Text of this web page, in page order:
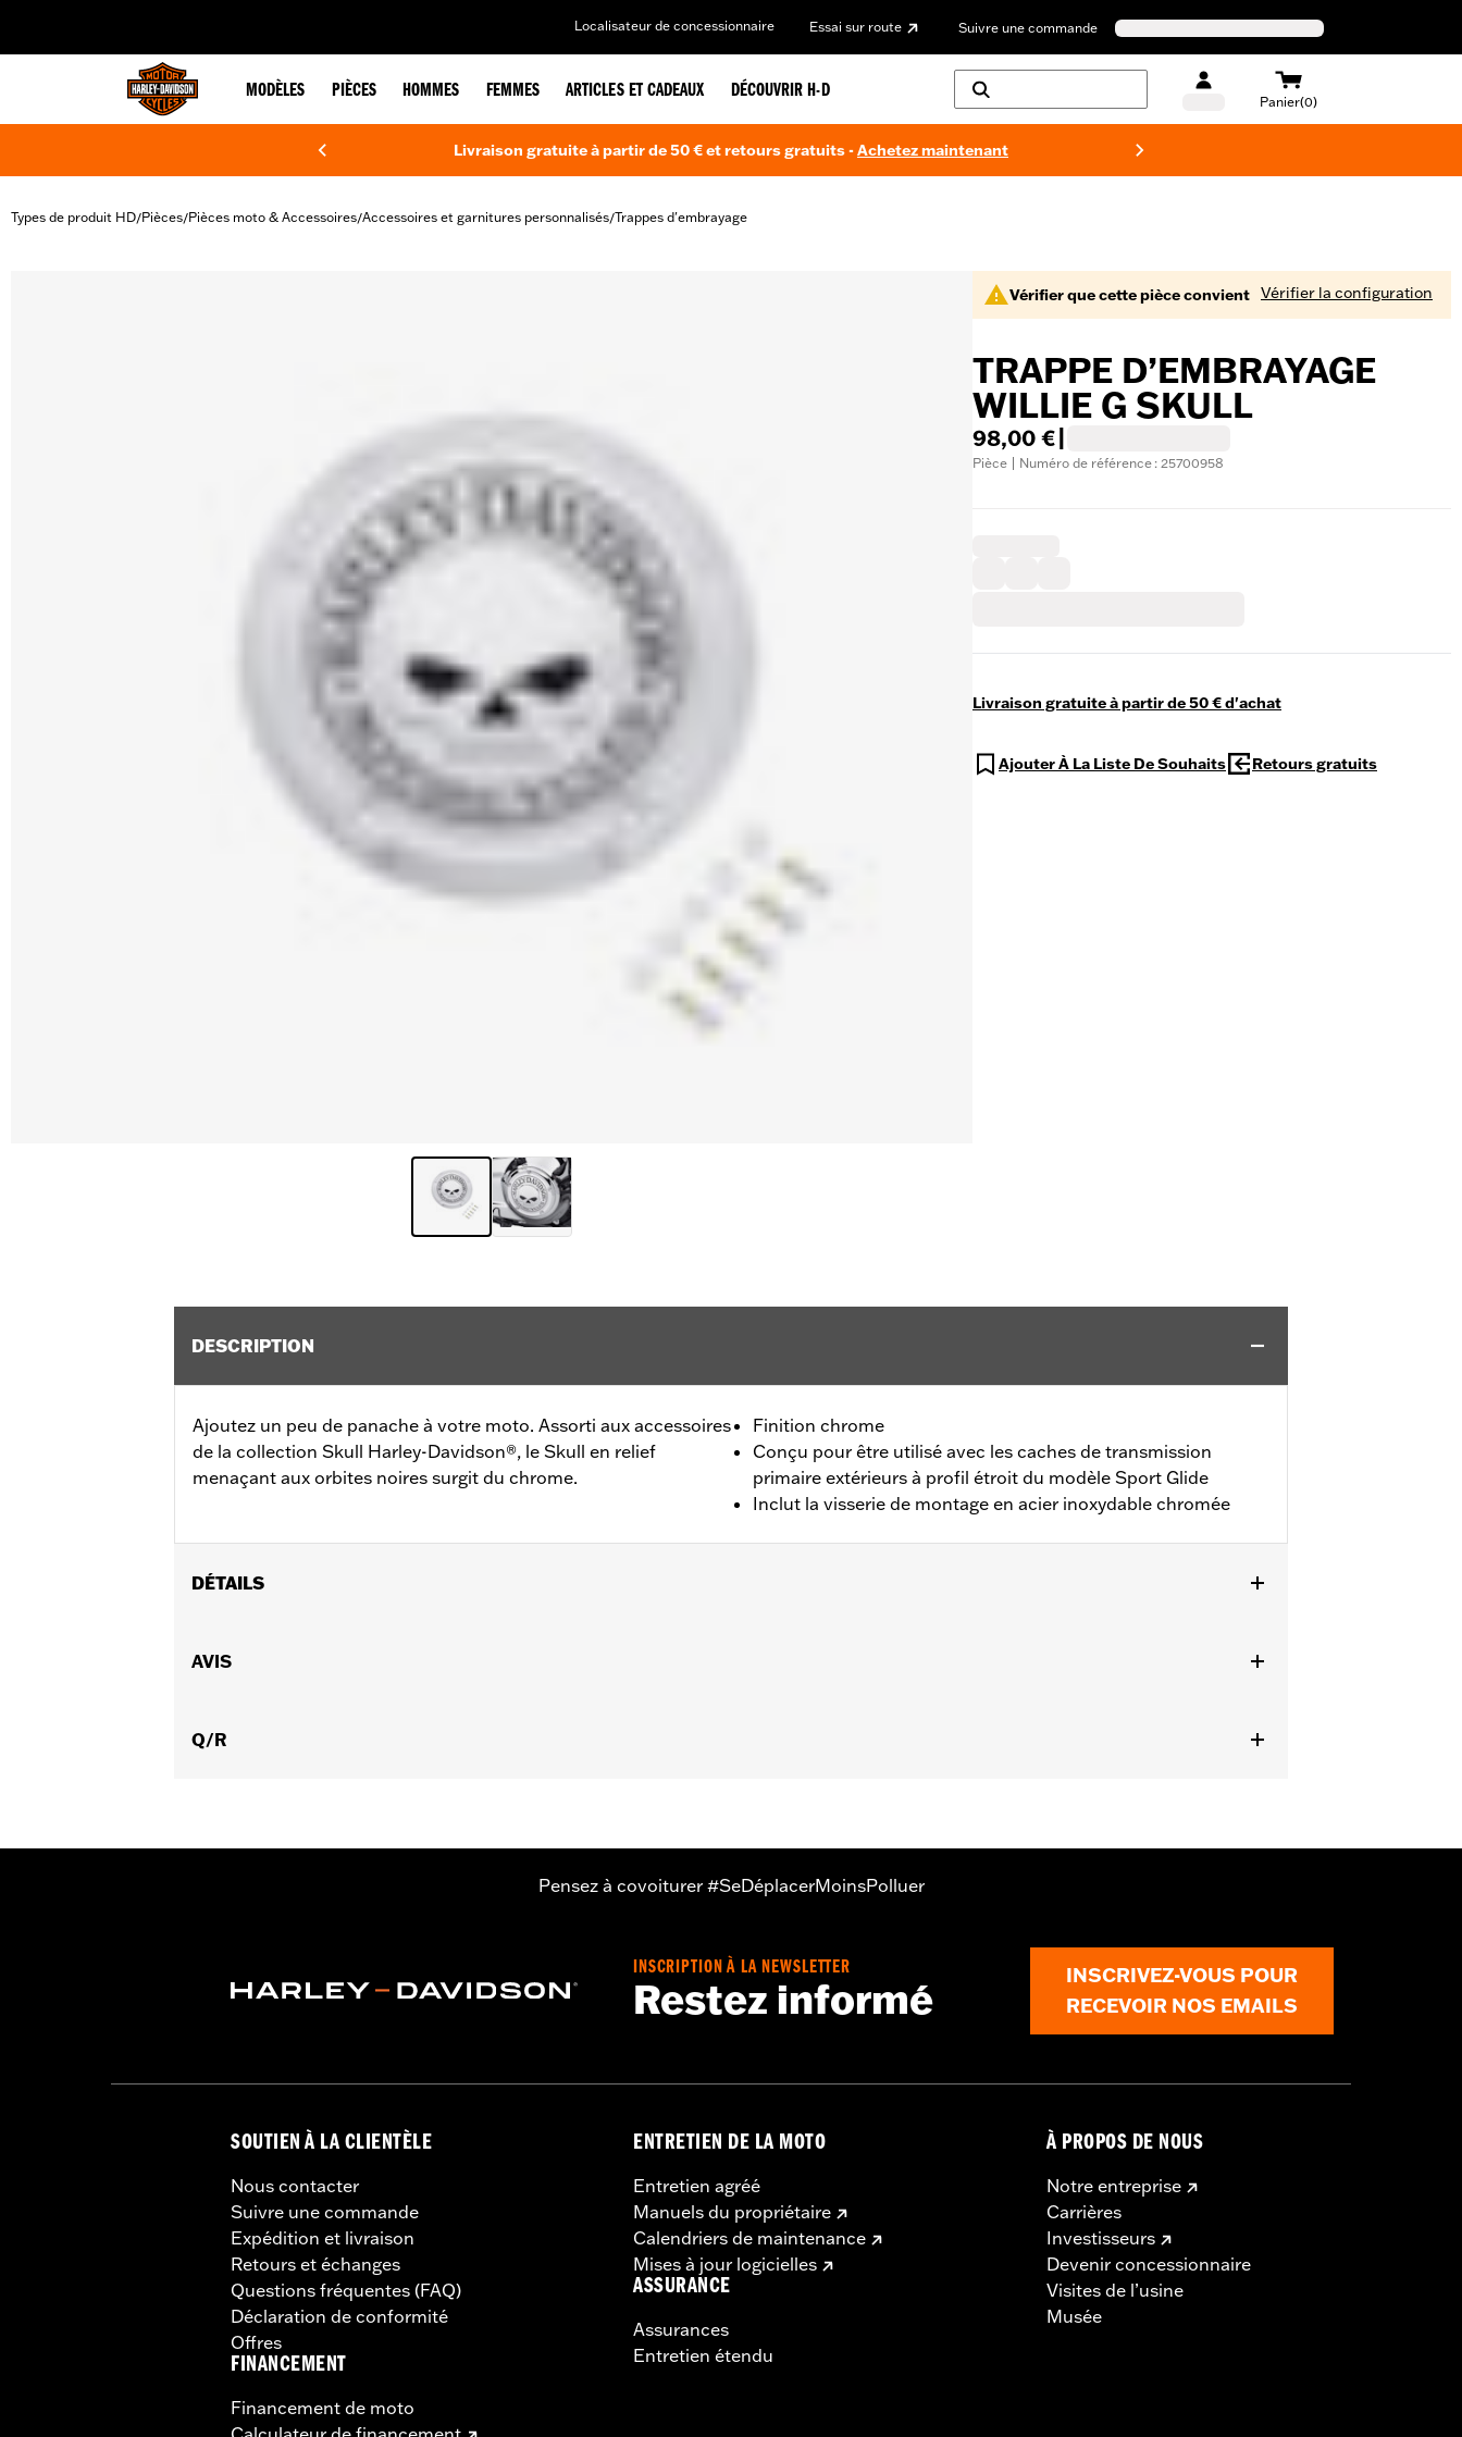
Localisateur de concessionnaire Essai sur route Suivre une commande
MODÈLES PIÈCES HOMMES FEMMES ARTICLES ET CADEAUX DÉCOUVRIR H-D
Panier(0)
Livraison gratuite à partir de 50 € et retours gratuits -Achetez maintenant
Types de produit HD/Pièces/Pièces moto & Accessoires/Accessoires et garnitures personnalisés/Trappes d'embrayage
Vérifier que cette pièce convient Vérifier la configuration
TRAPPE D’EMBRAYAGE
WILLIE G SKULL
98,00 €
Pièce | Numéro de référence : 25700958
Livraison gratuite à partir de 50 € d'achat
Ajouter À La Liste De Souhaits Retours gratuits
DESCRIPTION
Ajoutez un peu de panache à votre moto. Assorti aux accessoires
de la collection Skull Harley-Davidson®, le Skull en relief
menaçant aux orbites noires surgit du chrome.
Finition chrome
Conçu pour être utilisé avec les caches de transmission
primaire extérieurs à profil étroit du modèle Sport Glide
Inclut la visserie de montage en acier inoxydable chromée
DÉTAILS
chaîne primaire à profil élancé réf. 25701077, 25700913, 25700937, 25700941, 25701039, 25701040 et 25701043.
Vendu à l'unité:
concessionnaire pour plus d'informations.
AVIS
Q/R
Pensez à covoiturer #SeDéplacerMoinsPolluer
INSCRIPTION À LA NEWSLETTER
Restez informé
INSCRIVEZ-VOUS POUR
RECEVOIR NOS EMAILS
SOUTIEN À LA CLIENTÈLE
Nous contacter
Suivre une commande
Expédition et livraison
Retours et échanges
Questions fréquentes (FAQ)
Déclaration de conformité
Offres
FINANCEMENT
Financement de moto
ENTRETIEN DE LA MOTO
Entretien agréé
Manuels du propriétaire
Calendriers de maintenance
Mises à jour logicielles
ASSURANCE
Assurances
Entretien étendu
À PROPOS DE NOUS
Notre entreprise
Carrières
Investisseurs
Devenir concessionnaire
Visites de l’usine
Musée